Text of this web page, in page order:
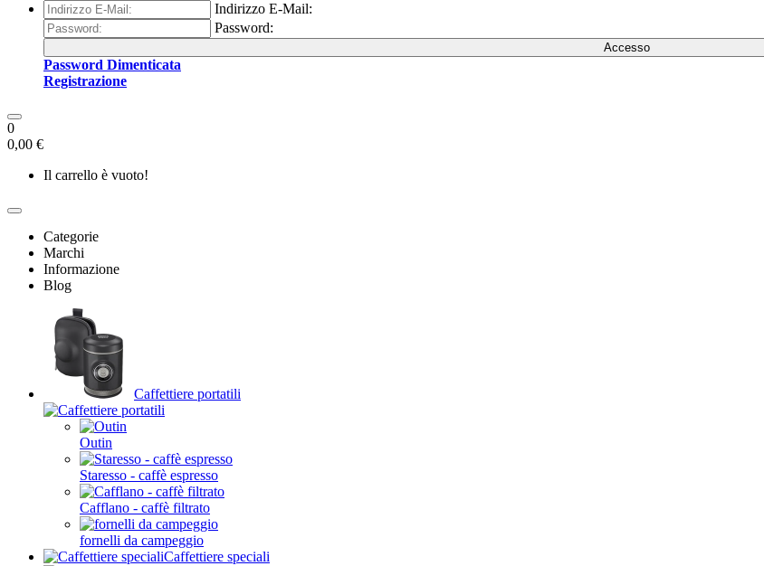
Indirizzo E-Mail:
Password:
Accesso
Password Dimenticata
Registrazione
0
0,00 €
Il carrello è vuoto!
Categorie
Marchi
Informazione
Blog
Caffettiere portatili
Outin
Staresso - caffè espresso
Cafflano - caffè filtrato
fornelli da campeggio
Caffettiere speciali